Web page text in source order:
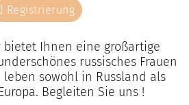
Registrierung
bietet Ihnen eine großartige
russisches Frauen
sowohl in Russland als
Begleiten Sie uns !